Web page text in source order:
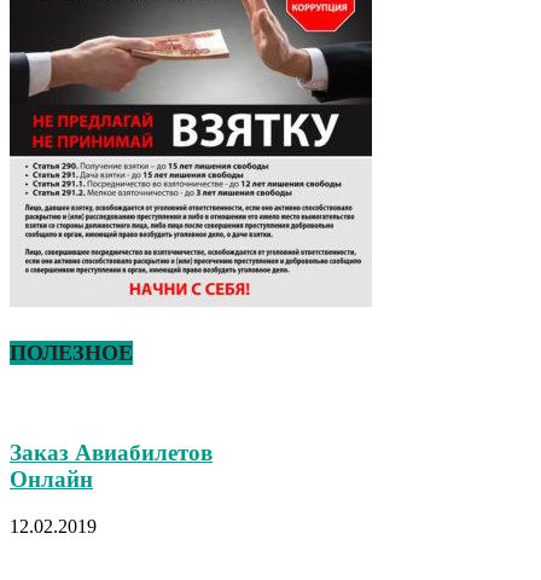
ПОЛЕЗНОЕ
Заказ Авиабилетов
Онлайн
12.02.2019